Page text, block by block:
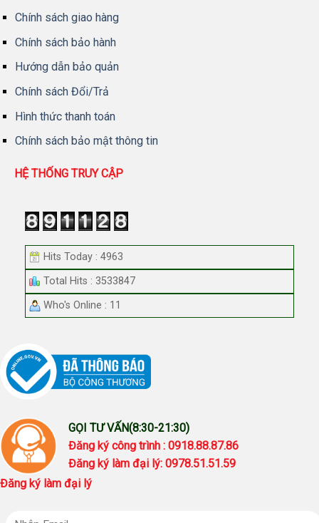
Chính sách giao hàng
Chính sách bảo hành
Hướng dẫn bảo quản
Chính sách Đổi/Trả
Hình thức thanh toán
Chính sách bảo mật thông tin
HỆ THỐNG TRUY CẬP
Hits Today : 4963
Total Hits : 3533847
Who's Online : 11
GỌI TƯ VẤN(8:30-21:30)
Đăng ký công trình : 0918.88.87.86
Đăng ký làm đại lý: 0978.51.51.59
Đăng ký làm đại lý